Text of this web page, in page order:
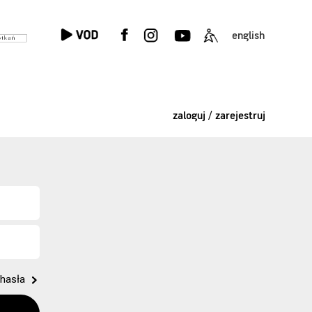
english
zaloguj / zarejestruj